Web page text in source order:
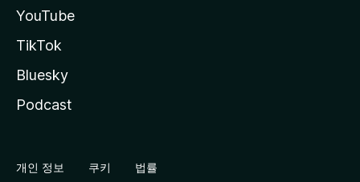
YouTube
TikTok
Bluesky
Podcast
개인 정보 쿠키 법률